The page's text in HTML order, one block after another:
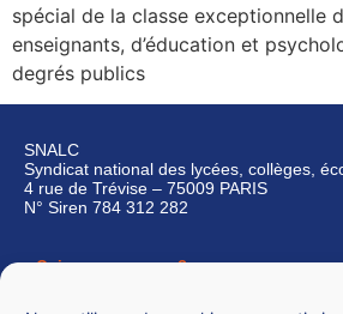
spécial de la classe exceptionnelle
enseignants, d’éducation et
degrés publics
SNALC
Syndicat national des lycées, collèges,
4 rue de Trévise – 75009 PARIS
N° Siren 784 312 282
Qui sommes-nous ?